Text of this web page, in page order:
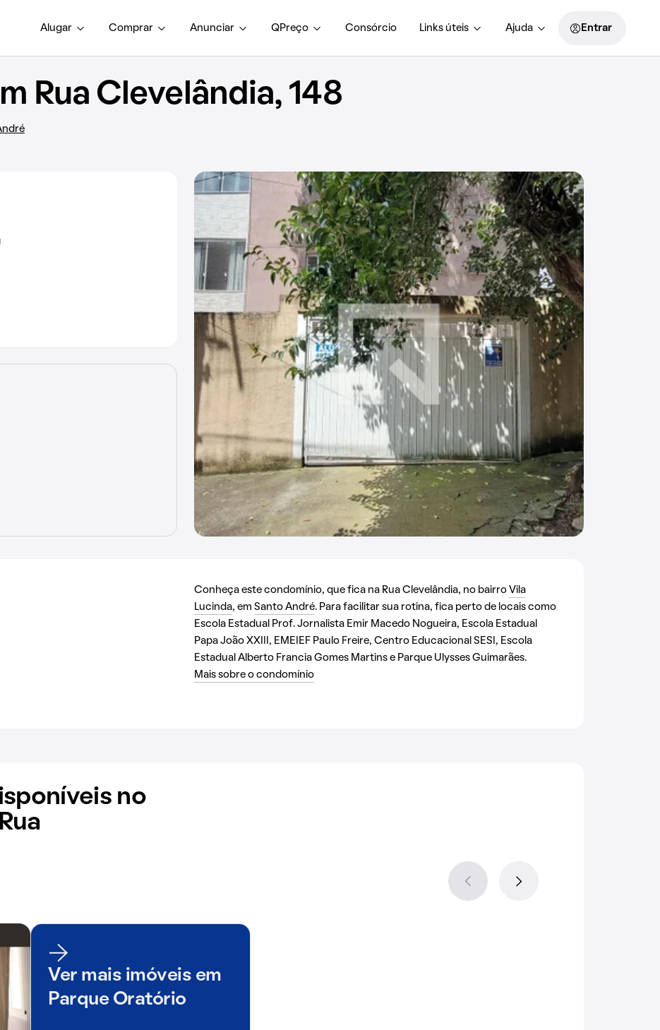
Alugar Comprar Anunciar QPreço Consórcio Links úteis Ajuda Entrar
Rua Clevelândia, 148
Conheça este condomínio, que fica na Rua Clevelândia, no bairro Vila
Lucinda, em Santo André. Para facilitar sua rotina, fica perto de locais como
Escola Estadual Prof. Jornalista Emir Macedo Nogueira, Escola Estadual
Papa João XXIII, EMEIEF Paulo Freire, Centro Educacional SESI, Escola
Estadual Alberto Francia Gomes Martins e Parque Ulysses Guimarães.
Mais sobre o condomínio
no
Ver mais imóveis em
Parque Oratório